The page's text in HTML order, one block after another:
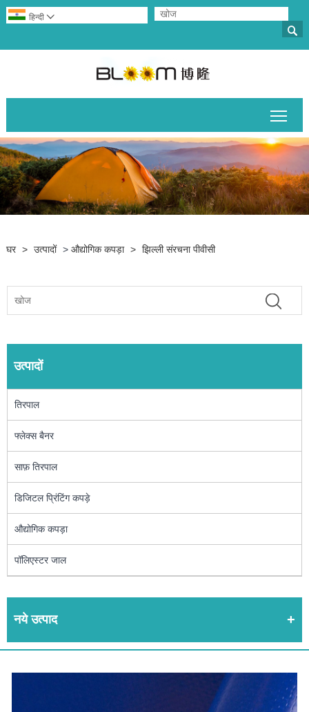

हिन्दी 
घर > उत्पादों > औद्योगिक कपड़ा > झिल्ली संरचना पीवीसी
उत्पादों
तिरपाल
फ्लेक्स बैनर
साफ़ तिरपाल
डिजिटल प्रिंटिंग कपड़े
औद्योगिक कपड़ा
पॉलिएस्टर जाल
नये उत्पाद